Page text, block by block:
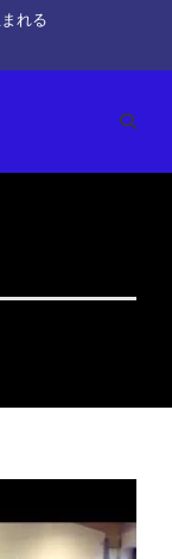
れる